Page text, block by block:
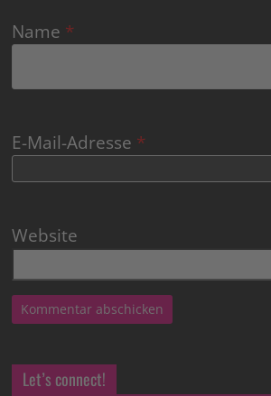
Name *
E-Mail-Adresse *
Website
Let’s connect!